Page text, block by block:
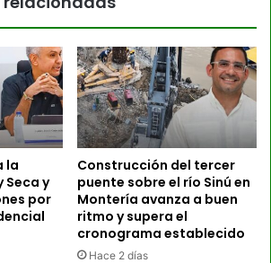
la
Seca y
por
Construcción del tercer
puente sobre el río Sinú en
Montería avanza a buen
ritmo y supera el
cronograma establecido
Hace 2 días